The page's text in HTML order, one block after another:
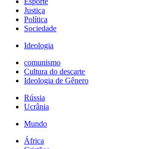
Justiça
Política
Sociedade
Ideologia
comunismo
Cultura do descarte
Ideologia de Gênero
Rússia
Ucrânia
Mundo
África